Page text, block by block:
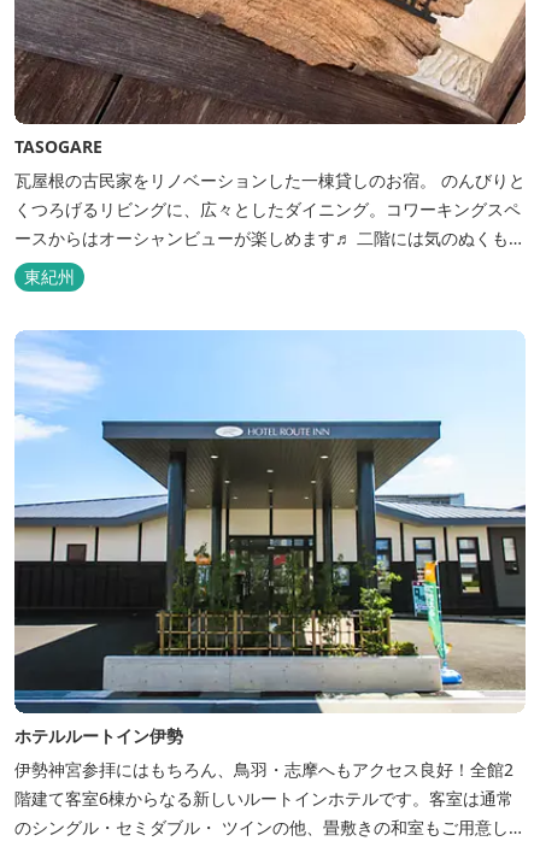
TASOGARE
瓦屋根の古民家をリノベーションした一棟貸しのお宿。 のんびりと
くつろげるリビングに、広々としたダイニング。コワーキングスペ
ースからはオーシャンビューが楽しめます♬ 二階には気のぬくもり
を感じながら、アートと読書に浸ることができる「TASOGAREの
間」があり、海を眺めながらゆったりとした時間を過ごすことがで
きます。
東紀州
ホテルルートイン伊勢
伊勢神宮参拝にはもちろん、鳥羽・志摩へもアクセス良好！全館2
階建て客室6棟からなる新しいルートインホテルです。客室は通常
のシングル・セミダブル・ ツインの他、畳敷きの和室もご用意して